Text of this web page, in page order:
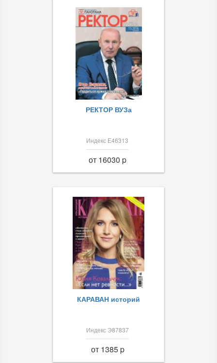
РЕКТОР ВУЗа
Индекс Е46313
от 16030 p
КАРАВАН историй
Индекс Э87837
от 1385 p